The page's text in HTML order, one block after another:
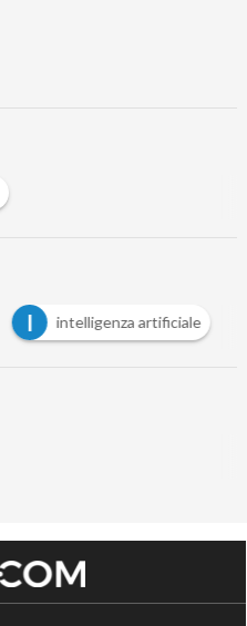
I intelligenza artificiale